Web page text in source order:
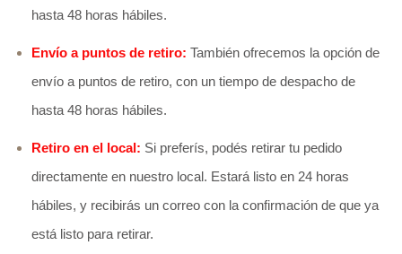
hasta 48 horas hábiles.
Envío a puntos de retiro: También ofrecemos la opción de
envío a puntos de retiro, con un tiempo de despacho de
hasta 48 horas hábiles.
Retiro en el local: Si preferís, podés retirar tu pedido
directamente en nuestro local. Estará listo en 24 horas
hábiles, y recibirás un correo con la confirmación de que ya
está listo para retirar.